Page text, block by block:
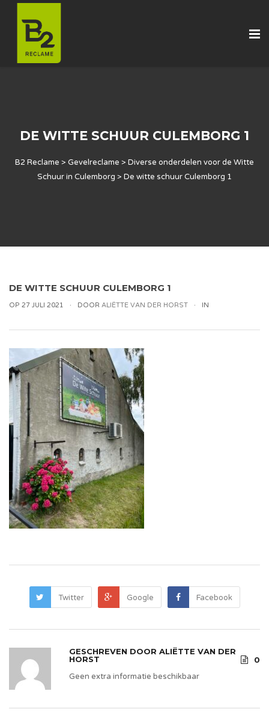
DE WITTE SCHUUR CULEMBORG 1
B2 Reclame > Gevelreclame > Diverse onderdelen voor de Witte
Schuur in Culemborg > De witte schuur Culemborg 1
DE WITTE SCHUUR CULEMBORG 1
OP 27 JULI 2021 DOOR ALIËTTE VAN DER HORST IN
Twitter Google Facebook
GESCHREVEN DOOR ALIËTTE VAN DER
HORST
0
Geen extra informatie beschikbaar